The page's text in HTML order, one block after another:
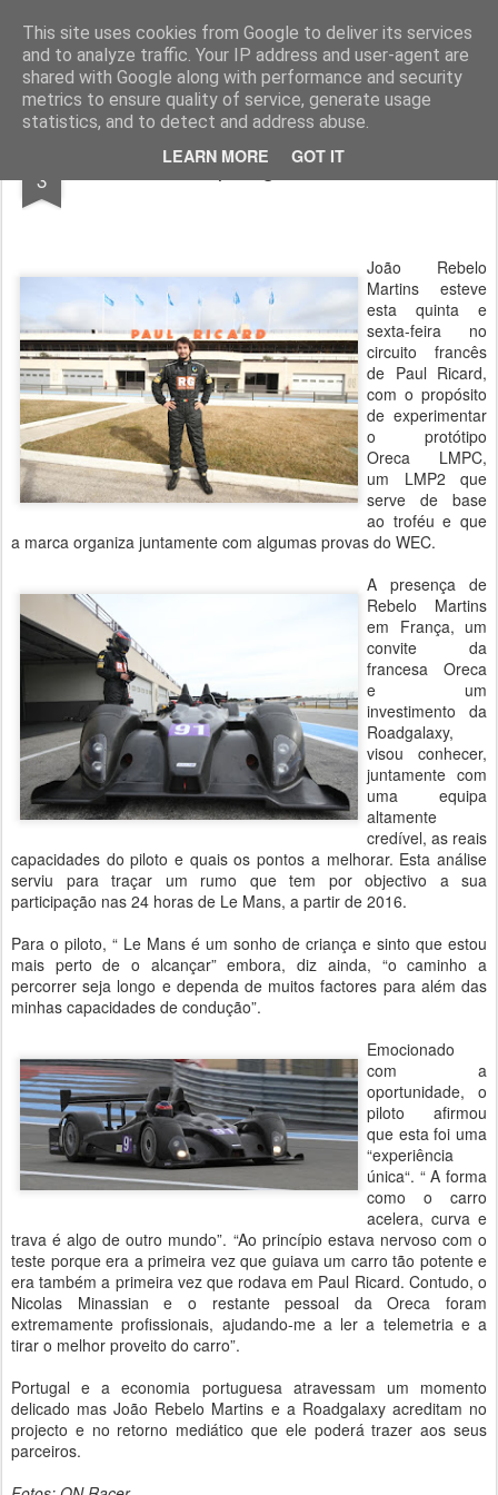
This site uses cookies from Google to deliver its services
and to analyze traffic. Your IP address and user-agent are
shared with Google along with performance and security
metrics to ensure quality of service, generate usage
statistics, and to detect and address abuse.
LEARN MORE GOT IT
ROADGALAXY - Media Center
3 Última paragem: Le Mans
João Rebelo
Martins esteve
esta quinta e
sexta-feira no
circuito francês
de Paul Ricard,
com o propósito
de experimentar
o protótipo
Oreca LMPC,
um LMP2 que
serve de base
ao troféu e que
a marca organiza juntamente com algumas provas do WEC.
A presença de
Rebelo Martins
em França, um
convite da
francesa Oreca
e um
investimento da
Roadgalaxy,
visou conhecer,
juntamente com
uma equipa
altamente
credível, as reais
capacidades do piloto e quais os pontos a melhorar. Esta análise
serviu para traçar um rumo que tem por objectivo a sua
participação nas 24 horas de Le Mans, a partir de 2016.
Para o piloto, “ Le Mans é um sonho de criança e sinto que estou
mais perto de o alcançar” embora, diz ainda, “o caminho a
percorrer seja longo e dependa de muitos factores para além das
minhas capacidades de condução”.
Emocionado
com a
oportunidade, o
piloto afirmou
que esta foi uma
“experiência
única“. “ A forma
como o carro
acelera, curva e
trava é algo de outro mundo”. “Ao princípio estava nervoso com o
teste porque era a primeira vez que guiava um carro tão potente e
era também a primeira vez que rodava em Paul Ricard. Contudo, o
Nicolas Minassian e o restante pessoal da Oreca foram
extremamente profissionais, ajudando-me a ler a telemetria e a
tirar o melhor proveito do carro”.
Portugal e a economia portuguesa atravessam um momento
delicado mas João Rebelo Martins e a Roadgalaxy acreditam no
projecto e no retorno mediático que ele poderá trazer aos seus
parceiros.